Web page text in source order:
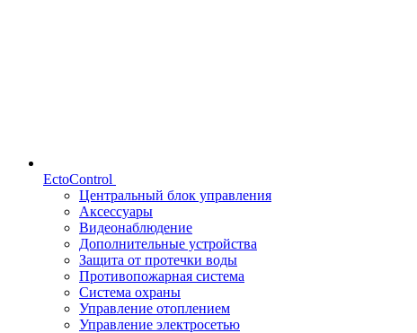
EctoControl
Центральный блок управления
Аксессуары
Видеонаблюдение
Дополнительные устройства
Защита от протечки воды
Противопожарная система
Система охраны
Управление отоплением
Управление электросетью